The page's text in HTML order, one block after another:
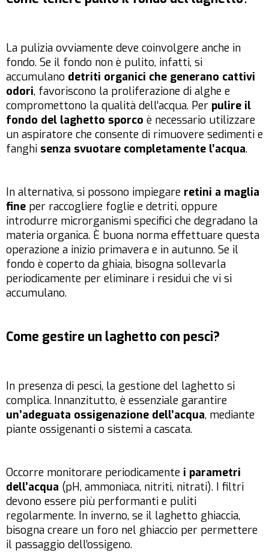
La pulizia ovviamente deve coinvolgere anche in
fondo. Se il fondo non è pulito, infatti, si
accumulano detriti organici che generano cattivi
odori, favoriscono la proliferazione di alghe e
compromettono la qualità dell’acqua. Per pulire il
fondo del laghetto sporco è necessario utilizzare
un aspiratore che consente di rimuovere sedimenti e
fanghi senza svuotare completamente l’acqua.
In alternativa, si possono impiegare retini a maglia
fine per raccogliere foglie e detriti, oppure
introdurre microrganismi specifici che degradano la
materia organica. È buona norma effettuare questa
operazione a inizio primavera e in autunno. Se il
fondo è coperto da ghiaia, bisogna sollevarla
periodicamente per eliminare i residui che vi si
accumulano.
Come gestire un laghetto con pesci?
In presenza di pesci, la gestione del laghetto si
complica. Innanzitutto, è essenziale garantire
un’adeguata ossigenazione dell’acqua, mediante
piante ossigenanti o sistemi a cascata.
Occorre monitorare periodicamente i parametri
dell’acqua (pH, ammoniaca, nitriti, nitrati). I filtri
devono essere più performanti e puliti
regolarmente. In inverno, se il laghetto ghiaccia,
bisogna creare un foro nel ghiaccio per permettere
il passaggio dell’ossigeno.